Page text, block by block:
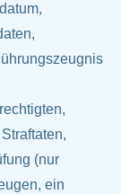
(nur
ein